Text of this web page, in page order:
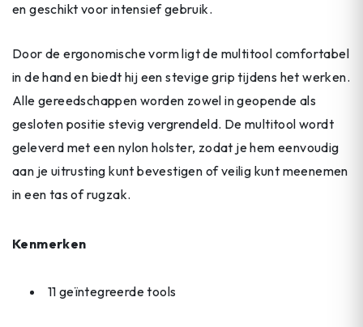
en geschikt voor intensief gebruik.
Door de ergonomische vorm ligt de multitool comfortabel
in de hand en biedt hij een stevige grip tijdens het werken.
Alle gereedschappen worden zowel in geopende als
gesloten positie stevig vergrendeld. De multitool wordt
geleverd met een nylon holster, zodat je hem eenvoudig
aan je uitrusting kunt bevestigen of veilig kunt meenemen
in een tas of rugzak.
Kenmerken
11 geïntegreerde tools